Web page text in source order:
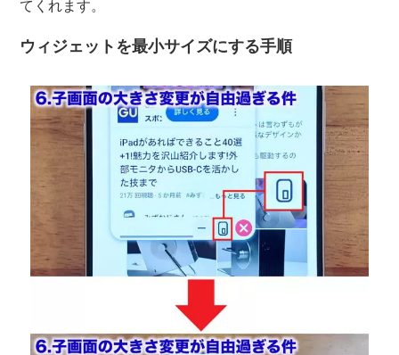
てくれます。
ウィジェットを最小サイズにする手順